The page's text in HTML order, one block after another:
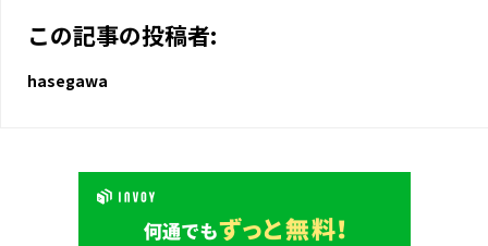
この記事の投稿者:
hasegawa